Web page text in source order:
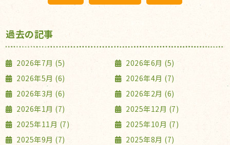
過去の記事
2026年7月 (5)
2026年6月 (5)
2026年5月 (6)
2026年4月 (7)
2026年3月 (6)
2026年2月 (6)
2026年1月 (7)
2025年12月 (7)
2025年11月 (7)
2025年10月 (7)
2025年9月 (7)
2025年8月 (7)